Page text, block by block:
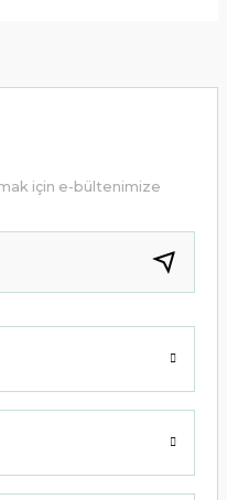
için e-bültenimize